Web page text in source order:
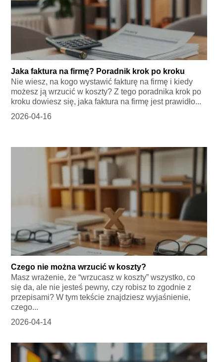
Jaka faktura na firmę? Poradnik krok po kroku
Nie wiesz, na kogo wystawić fakturę na firmę i kiedy
możesz ją wrzucić w koszty? Z tego poradnika krok po
kroku dowiesz się, jaka faktura na firmę jest prawidło...
2026-04-16
Czego nie można wrzucić w koszty?
Masz wrażenie, że “wrzucasz w koszty” wszystko, co
się da, ale nie jesteś pewny, czy robisz to zgodnie z
przepisami? W tym tekście znajdziesz wyjaśnienie,
czego...
2026-04-14